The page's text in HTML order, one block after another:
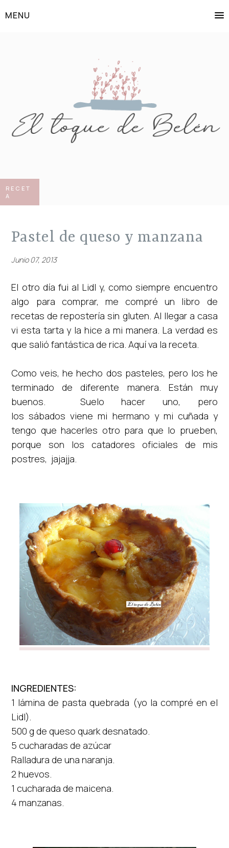
MENU
RECET
A
pastel de queso y manzana
Junio 07, 2013
El otro día fui al Lidl y, como siempre encuentro
algo para comprar, me compré un libro de
recetas de repostería sin gluten. Al llegar a casa
vi esta tarta y la hice a mi manera. La verdad es
que salió fantástica de rica. Aquí va la receta.
Como veis, he hecho dos pasteles, pero los he
terminado de diferente manera. Están muy
buenos. Suelo hacer uno, pero
los sábados viene mi hermano y mi cuñada y
tengo que hacerles otro para que lo prueben,
porque son los catadores oficiales de mis
postres, jajajja.
INGREDIENTES:
1 lámina de pasta quebrada (yo la compré en el
Lidl).
500 g de queso quark desnatado.
5 cucharadas deazúcar
Ralladura de una naranja.
2 huevos.
1 cucharada de maicena.
4 manzanas.